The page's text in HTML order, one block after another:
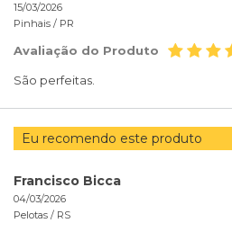
15/03/2026
Pinhais / PR
Avaliação do Produto
São perfeitas.
Eu recomendo este produto
Francisco Bicca
04/03/2026
Pelotas / RS